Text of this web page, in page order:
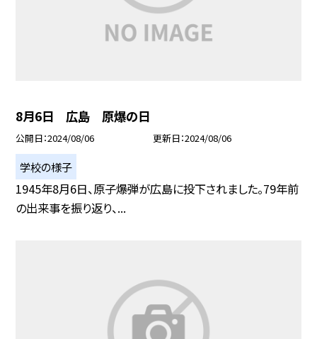
8月6日 広島 原爆の日
公開日 2024/08/06 更新日 2024/08/06
学校の様子
1945年8月6日、原子爆弾が広島に投下されました。79年前
の出来事を振り返り、...